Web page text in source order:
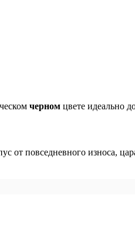
черном цвете идеально
от повседневного износа,